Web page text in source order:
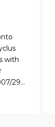
with
29...